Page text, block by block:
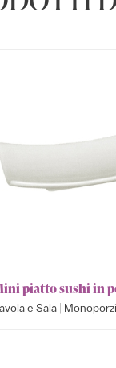
piatto sushi in
e Sala |